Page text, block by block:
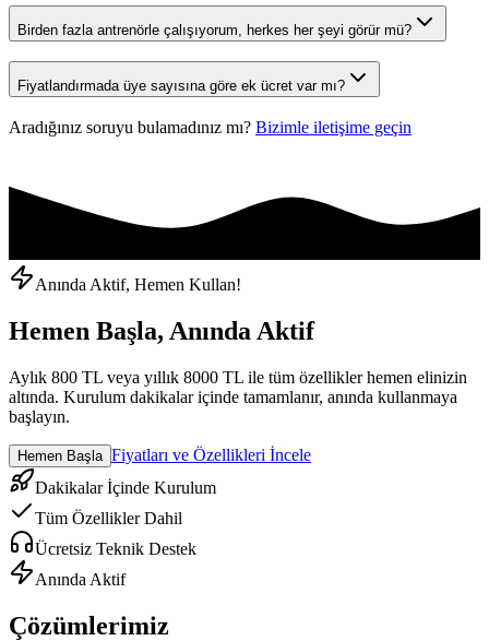
Birden fazla antrenörle çalışıyorum, herkes her şeyi görür mü?
Fiyatlandırmada üye sayısına göre ek ücret var mı?
Aradığınız soruyu bulamadınız mı? Bizimle iletişime geçin
Anında Aktif, Hemen Kullan!
Hemen Başla, Anında Aktif
Aylık 800 TL veya yıllık 8000 TL ile tüm özellikler hemen elinizin
altında. Kurulum dakikalar içinde tamamlanır, anında kullanmaya
başlayın.
Hemen Başla Fiyatları ve Özellikleri İncele
Dakikalar İçinde Kurulum
Tüm Özellikler Dahil
Ücretsiz Teknik Destek
Anında Aktif
Çözümlerimiz